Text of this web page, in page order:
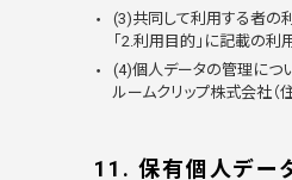
(3)共同して利用する者の
「2.利用目的」に記載の利
(4)個人データの管理につ
ルームクリップ株式会社
11. 保有個人デー